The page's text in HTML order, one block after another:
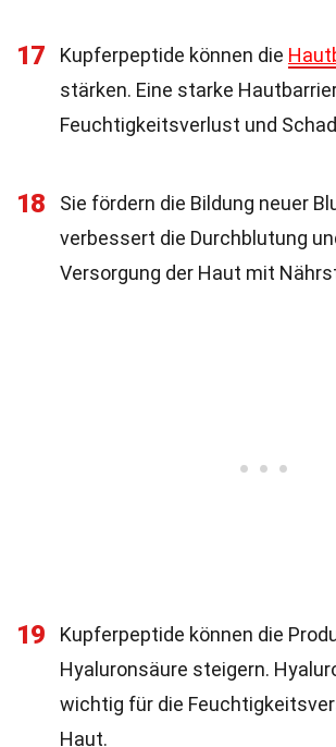
17 Kupferpeptide können die
stärken. Eine starke
Feuchtigkeitsverlust und
18
Sie fördern die Bildung neuer
verbessert die Durchblutung
Versorgung der Haut mit
19
Kupferpeptide können die
Hyaluronsäure steigern.
wichtig für die
Haut.